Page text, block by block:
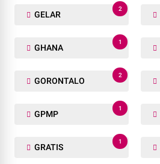
GELAR
2
GHANA
1
GORONTALO
2
GPMP
1
GRATIS
1